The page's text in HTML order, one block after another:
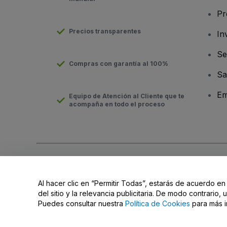
Precios transparentes
Compras con garantía al 100%
Equipo de Atención al Cliente que te
acompaña en todo el proceso
No compartir mi información personal/Tus opciones de
Al hacer clic en “Permitir Todas”, estarás de acuerdo
del sitio y la relevancia publicitaria. De modo contrario,
Puedes consultar nuestra Política de Cookies para más